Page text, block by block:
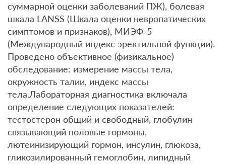
суммарной оценки заболеваний ПЖ), болевая
шкала LANSS (Шкала оценки невропатических
симптомов и признаков), МИЭФ-5
(Международный индекс эректильной функции).
Проведено объективное (физикальное)
обследование: измерение массы тела,
окружность талии, индекс массы
тела.Лабораторная диагностика включала
определение следующих показателей:
тестостерон общий и свободный, глобулин
связывающий половые гормоны,
лютеинизирующий гормон, инсулин, глюкоза,
гликозилированный гемоглобин, липидный